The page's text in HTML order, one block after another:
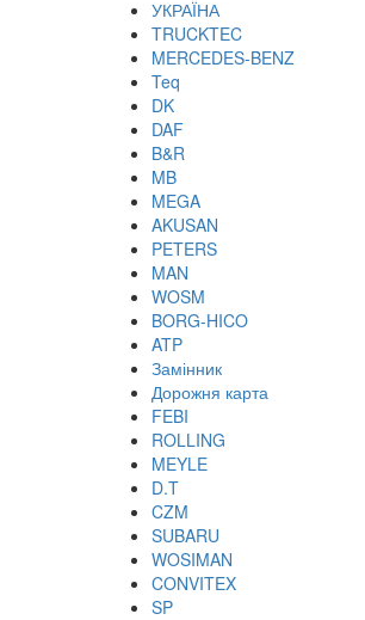
УКРАЇНА
TRUCKTEC
MERCEDES-BENZ
Teq
DK
DAF
B&R
MB
MEGA
AKUSAN
PETERS
MAN
WOSM
BORG-HICO
ATP
Замінник
Дорожня карта
FEBI
ROLLING
MEYLE
D.T
CZM
SUBARU
WOSIMAN
CONVITEX
SP